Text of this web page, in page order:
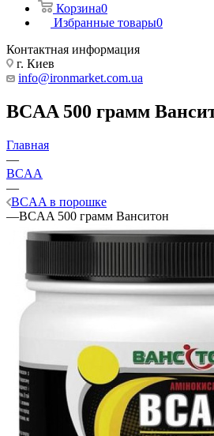
Корзина0
Избранные товары0
Контактная информация
г. Киев
info@ironmarket.com.ua
BCAA 500 грамм
Главная
—
BCAA
—
BCAA в порошке
—BCAA 500 грамм Ванситон